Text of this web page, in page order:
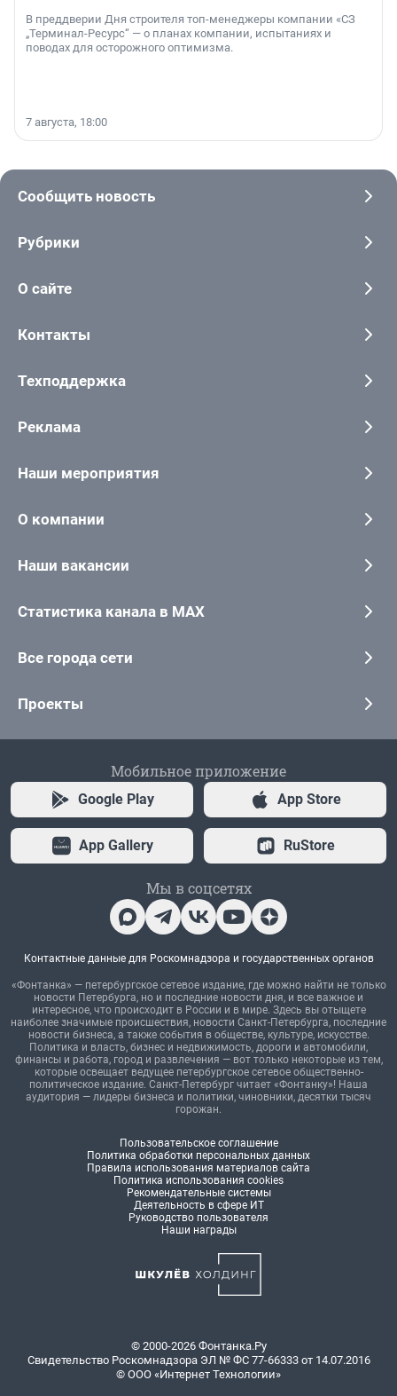
В преддверии Дня строителя топ-менеджеры компании «СЗ
„Терминал-Ресурс“ — о планах компании, испытаниях и
поводах для осторожного оптимизма.
7 августа, 18:00
Сообщить новость
Рубрики
О сайте
Контакты
Техподдержка
Реклама
Наши мероприятия
О компании
Наши вакансии
Статистика канала в MAX
Все города сети
Проекты
Мобильное приложение
Google Play App Store
App Gallery RuStore
Мы в соцсетях
Контактные данные для Роскомнадзора и государственных органов
«Фонтанка» — петербургское сетевое издание, где можно найти не только
новости Петербурга, но и последние новости дня, и все важное и
интересное, что происходит в России и в мире. Здесь вы отыщете
наиболее значимые происшествия, новости Санкт-Петербурга, последние
новости бизнеса, а также события в обществе, культуре, искусстве.
Политика и власть, бизнес и недвижимость, дороги и автомобили,
финансы и работа, город и развлечения — вот только некоторые из тем,
которые освещает ведущее петербургское сетевое общественно-
политическое издание. Санкт-Петербург читает «Фонтанку»! Наша
аудитория — лидеры бизнеса и политики, чиновники, десятки тысяч
горожан.
Пользовательское соглашение
Политика обработки персональных данных
Правила использования материалов сайта
Политика использования cookies
Рекомендательные системы
Деятельность в сфере ИТ
Руководство пользователя
Наши награды
© 2000-2026 Фонтанка.Ру
Свидетельство Роскомнадзора ЭЛ № ФС 77-66333 от 14.07.2016
© ООО «Интернет Технологии»